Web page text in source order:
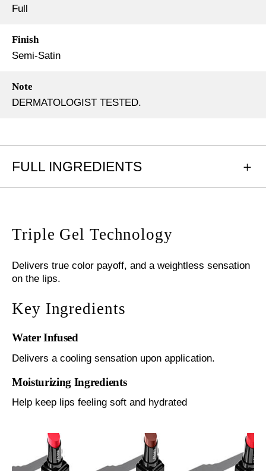
Full
Finish
Semi-Satin
Note
DERMATOLOGIST TESTED.
FULL INGREDIENTS
Triple Gel Technology
Delivers true color payoff, and a weightless sensation
on the lips.
Key Ingredients
Water Infused
Delivers a cooling sensation upon application.
Moisturizing Ingredients
Help keep lips feeling soft and hydrated